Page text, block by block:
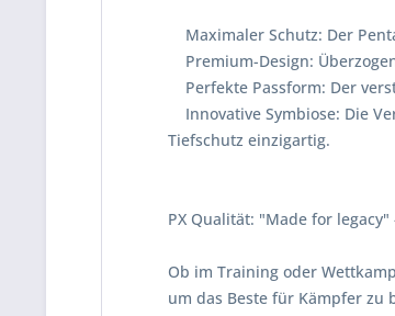
Maximaler Schutz: Der
Premium-Design:
Perfekte Passform: Der
Innovative Symbiose: Die
Tiefschutz einzigartig.
PX Qualität: "Made for
Ob im Training oder
um das Beste für Kämpfer zu